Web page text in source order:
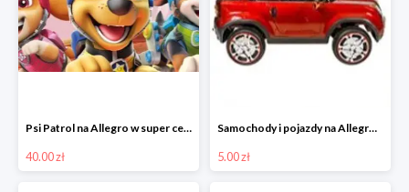
Psi Patrol na Allegro w super cenach od 40 zł
40.00 zł
Samochody i pojazdy na Allegro w super cenach od 5 zł
5.00 zł